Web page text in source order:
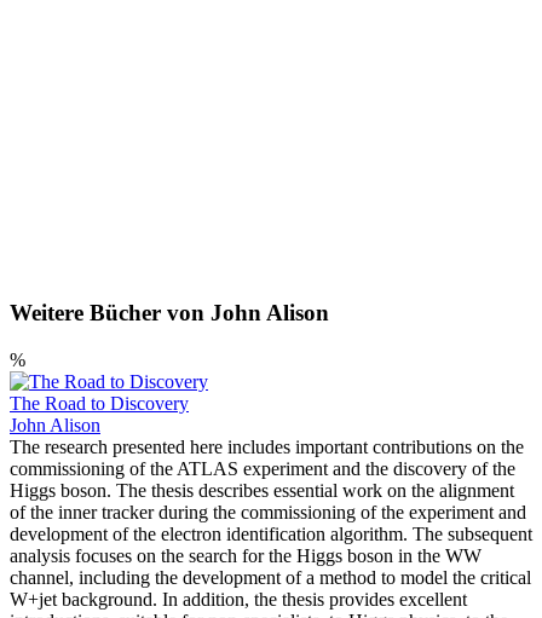
Weitere Bücher von John Alison
%
The Road to Discovery
John Alison
The research presented here includes important contributions on the
commissioning of the ATLAS experiment and the discovery of the
Higgs boson. The thesis describes essential work on the alignment
of the inner tracker during the commissioning of the experiment and
development of the electron identification algorithm. The subsequent
analysis focuses on the search for the Higgs boson in the WW
channel, including the development of a method to model the critical
W+jet background. In addition, the thesis provides excellent